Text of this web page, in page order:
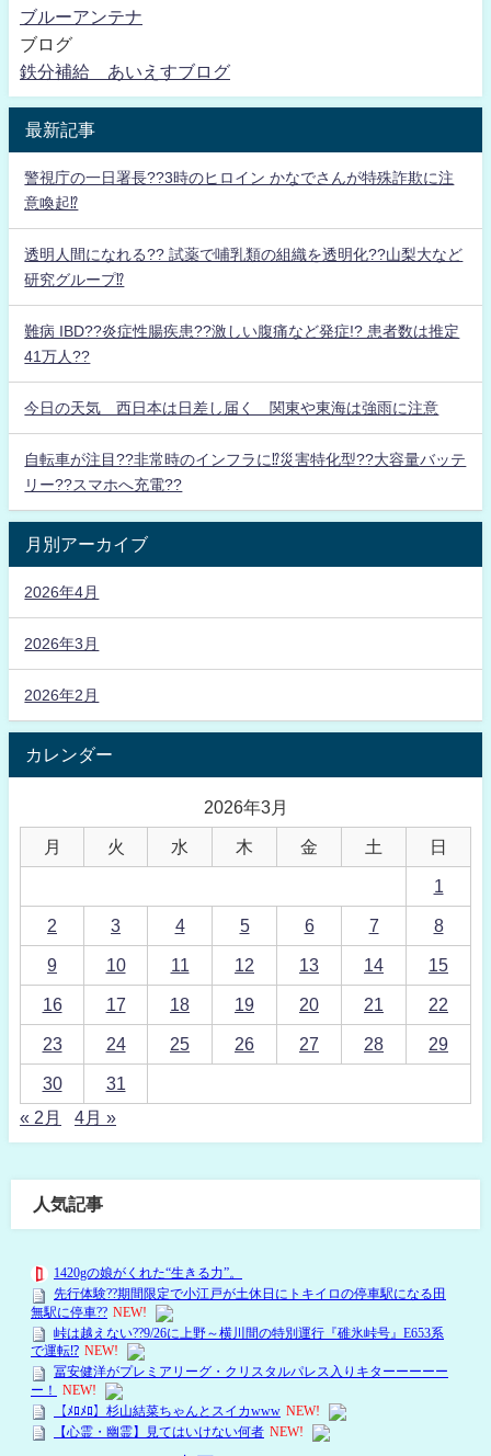
ブルーアンテナ
ブログ
鉄分補給 あいえすブログ
最新記事
警視庁の一日署長??3時のヒロイン かなでさんが特殊詐欺に注
意喚起⁉
透明人間になれる?? 試薬で哺乳類の組織を透明化??山梨大など
研究グループ⁉
難病 IBD??炎症性腸疾患??激しい腹痛など発症!? 患者数は推定
41万人??
今日の天気 西日本は日差し届く 関東や東海は強雨に注意
自転車が注目??非常時のインフラに⁉災害特化型??大容量バッテ
リー??スマホへ充電??
月別アーカイブ
2026年4月
2026年3月
2026年2月
カレンダー
2026年3月
月 火 水 木 金 土 日
1
2 3 4 5 6 7 8
9 10 11 12 13 14 15
16 17 18 19 20 21 22
23 24 25 26 27 28 29
30
31
« 2月
4月 »
人気記事